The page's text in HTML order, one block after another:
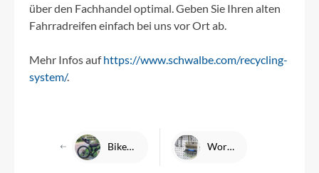
über den Fachhandel optimal. Geben Sie Ihren alten
Fahrradreifen einfach bei uns vor Ort ab.
Mehr Infos aufhttps://www.schwalbe.com/recycling-
system/.
Bikepacking light durch Italien - Gravelgenuss in der Toskana (Teil 2) Woran erkenne ich eine gute Fahrradwerkstatt?